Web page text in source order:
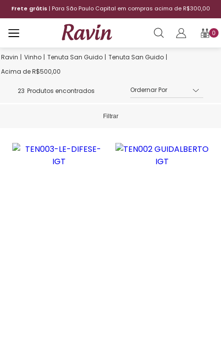
12x sem juros| Aproveite o parcelamento
0
Vinho Tenuta San Guido
Tenuta San Guido
Acima de R$500,00
23 Produtos encontrados
Filtrar